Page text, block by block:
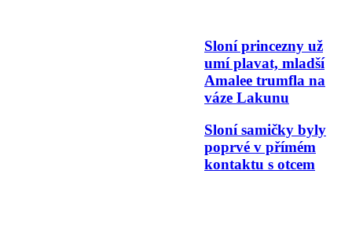
Sloní princezny už
umí plavat, mladší
Amalee trumfla na
váze Lakunu
Sloní samičky byly
poprvé v přímém
kontaktu s otcem